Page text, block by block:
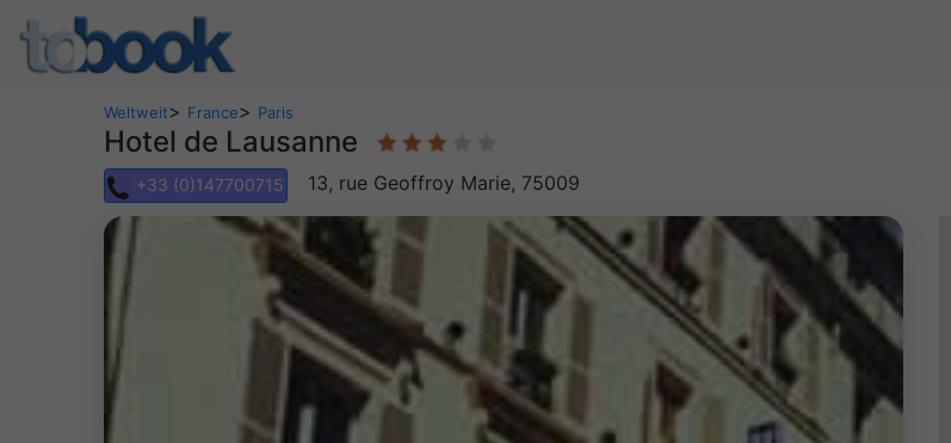
Weltweit> France> Paris
Hotel de Lausanne
+33 (0)147700715 13, rue Geoffroy Marie, 75009